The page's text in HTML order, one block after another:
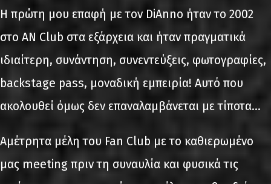
Η πρώτη μου επαφή με τον DiAnno ήταν το 2002
στο AN Club στα εξάρχεια και ήταν πραγματικά
ιδιαίτερη, συνάντηση, συνεντεύξεις, φωτογραφίες,
backstage pass, μοναδική εμπειρία! Αυτό που
ακολουθεί όμως δεν επαναλαμβάνεται με τίποτα…
Αμέτρητα μέλη του Fan Club με το καθιερωμένο
μας meeting πριν τη συναυλία και φυσικά τις